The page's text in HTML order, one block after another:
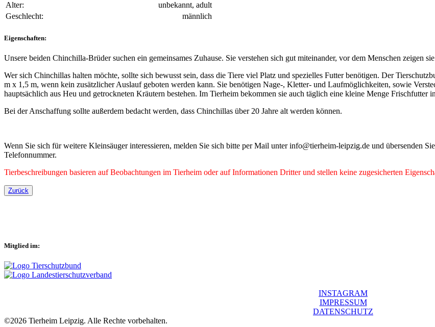
Alter:
unbekannt, adult
Geschlecht:
männlich
Eigenschaften:
Unsere beiden Chinchilla-Brüder suchen ein gemeinsames Zuhause. Sie verstehen sich gut miteinander, vor dem Menschen zeigen
Wer sich Chinchillas halten möchte, sollte sich bewusst sein, dass die Tiere viel Platz und spezielles Futter benötigen. Der
m x 1,5 m, wenn kein zusätzlicher Auslauf geboten werden kann. Sie benötigen Nage-, Kletter- und Laufmöglichkeiten, sowie
hauptsächlich aus Heu und getrockneten Kräutern bestehen. Im Tierheim bekommen sie auch täglich eine kleine Menge Frischfutter
Bei der Anschaffung sollte außerdem bedacht werden, dass Chinchillas über 20 Jahre alt werden können.
Wenn Sie sich für weitere Kleinsäuger interessieren, melden Sie sich bitte per Mail unter info@tierheim-leipzig.de und übersenden
Telefonnummer.
Tierbeschreibungen basieren auf Beobachtungen im Tierheim oder auf Informationen Dritter und stellen keine zugesicherten
Zurück
Mitglied im:
INSTAGRAM
IMPRESSUM
DATENSCHUTZ
©2026 Tierheim Leipzig. Alle Rechte vorbehalten.